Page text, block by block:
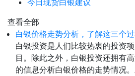
今日现货白银建议
查看全部
白银价格走势分析，了解这三个
白银投资是人们比较热衷的投资
目。除此之外，白银投资还拥有
的信息分析白银价格的走势情况